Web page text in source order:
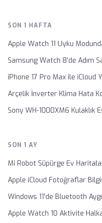
SON 1 HAFTA
Apple Watch 11 Uyku
Samsung Watch 8'de Adım
iPhone 17 Pro Max ile iCloud
Arçelik İnverter Klima Hata
Sony WH-1000XM6 Kulaklık
SON 1 AY
Mi Robot Süpürge Ev
Apple iCloud Fotoğraflar
Windows 11'de Bluetooth
Apple Watch 10 Aktivite